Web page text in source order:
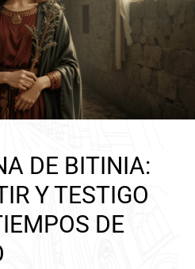
DE BITINIA:
Y TESTIGO
DE